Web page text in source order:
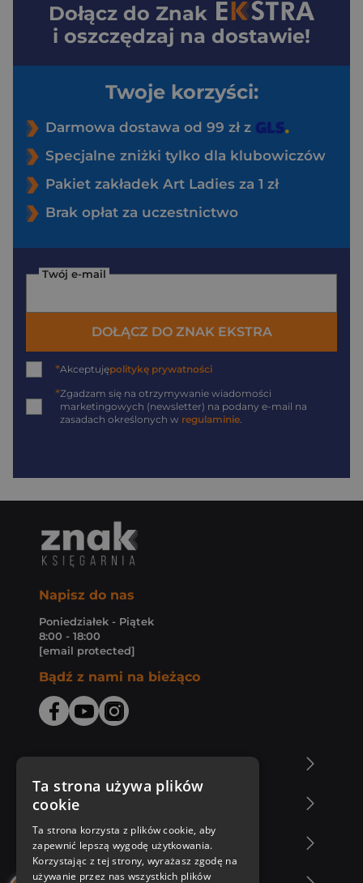
Dołącz do Znak
i oszczędzaj na dostawie!
Twoje korzyści:
Darmowa dostawa od 99 zł z
Specjalne zniżki tylko dla klubowiczów
Pakiet zakładek Art Ladies za 1 zł
Brak opłat za uczestnictwo
Twój e-mail
DOŁĄCZ DO ZNAK EKSTRA
*Akceptujępolitykę prywatności
*Zgadzam się na otrzymywanie wiadomości
marketingowych (newsletter) na podany e-mail na
zasadach określonych w regulaminie
Napisz do nas
Poniedziałek - Piątek
8:00 - 18:00
[email protected]
Bądź z nami na bieżąco
Zakupy u nas
Nasza oferta
Ta strona używa plików
cookie
Ta strona korzysta z plików cookie, aby
zapewnić lepszą wygodę użytkowania.
Korzystając z tej strony, wyrażasz zgodę na
używanie przez nas wszystkich plików